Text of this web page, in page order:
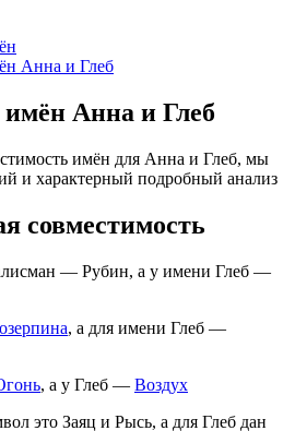
Анна и Глеб
Анна и Глеб
имён для Анна и Глеб, мы
и характерный подробный анализ
совместимость
— Рубин, а у имени Глеб —
, а для имени Глеб —
, а у Глеб — Воздух
это Заяц и Рысь, а для Глеб дан